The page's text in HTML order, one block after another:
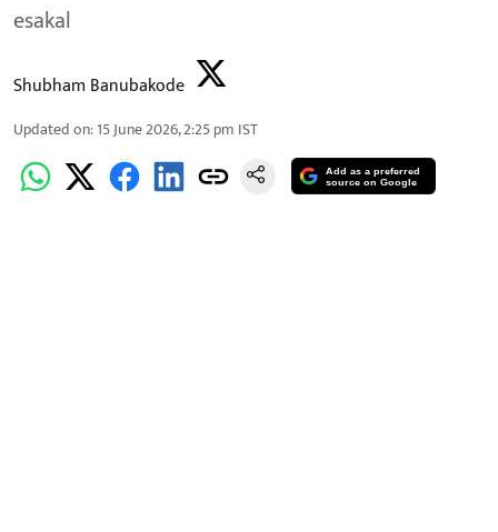
esakal
Shubham Banubakode
Updated on:15 June 2026, 2:25 pm IST
Add as a preferred
source on Google